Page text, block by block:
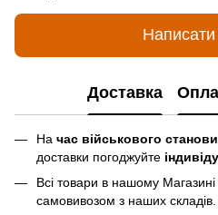
Написати
Доставка
На час військового
доставки погоджуйте
Всі товари в нашому
самовивозом з наших складів.